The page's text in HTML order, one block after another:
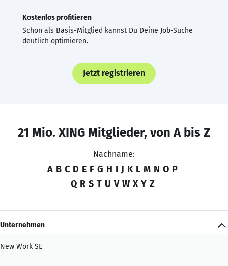
Kostenlos profitieren
Schon als Basis-Mitglied kannst Du Deine Job-Suche
deutlich optimieren.
Jetzt registrieren
21 Mio. XING Mitglieder, von A bis Z
Nachname:
A B C D E F G H I J K L M N O P
Q R S T U V W X Y Z
Unternehmen
New Work SE